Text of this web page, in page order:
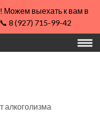
Можем выехать к вам в
8 (927) 715-99-42
алкоголизма